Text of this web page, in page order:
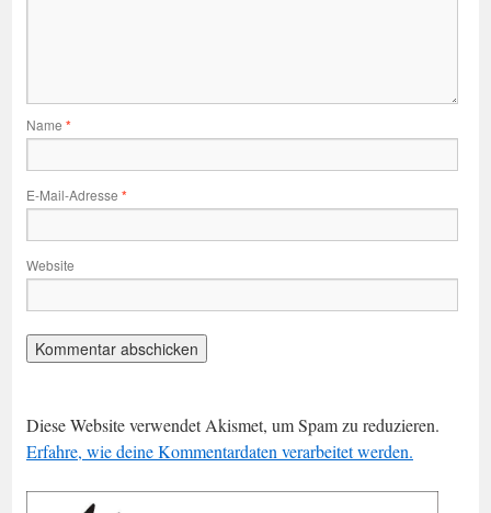
Name *
E-Mail-Adresse *
Website
Diese Website verwendet Akismet, um Spam zu reduzieren.
Erfahre, wie deine Kommentardaten verarbeitet werden.